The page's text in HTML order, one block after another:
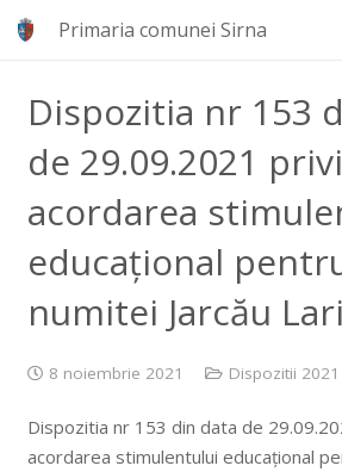
Primaria comunei Sirna
Dispozitia nr 153
de 29.09.2021
acordarea
educațional
numitei Jarcău
8 noiembrie 2021 Dispozitii 2021
Dispozitia nr 153 din data de
acordarea stimulentului educațional